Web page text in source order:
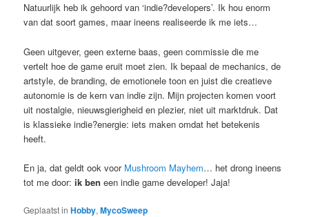
Natuurlijk heb ik gehoord van ‘indie?developers’. Ik hou enorm
van dat soort games, maar ineens realiseerde ik me iets…
Geen uitgever, geen externe baas, geen commissie die me
vertelt hoe de game eruit moet zien. Ik bepaal de mechanics, de
artstyle, de branding, de emotionele toon en juist die creatieve
autonomie is de kern van indie zijn. Mijn projecten komen voort
uit nostalgie, nieuwsgierigheid en plezier, niet uit marktdruk. Dat
is klassieke indie?energie: iets maken omdat het betekenis
heeft.
En ja, dat geldt ook voor Mushroom Mayhem… het drong ineens
tot me door:ik ben een indie game developer! Jaja!
Geplaatst in Hobby,MycoSweep